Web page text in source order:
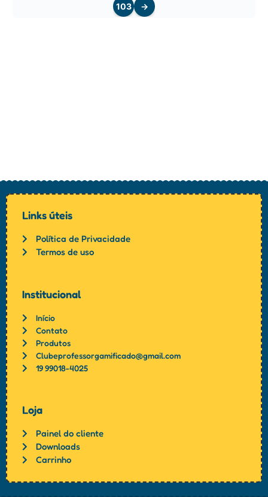
103 →
Links úteis
Política de Privacidade
Termos de uso
Institucional
Início
Contato
Produtos
Clubeprofessorgamificado@gmail.com
19 99018-4025
Loja
Painel do cliente
Downloads
Carrinho